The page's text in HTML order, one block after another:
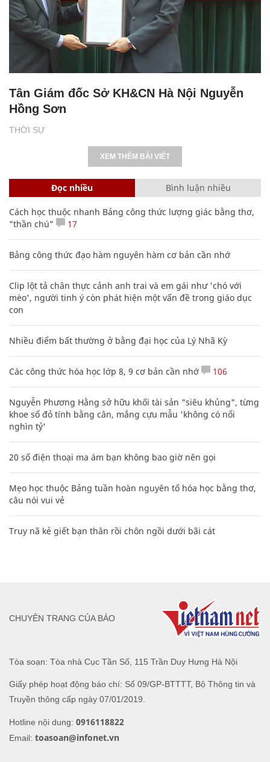
THỜI SỰ
Tân Giám đốc Sở KH&CN Hà Nội Nguyễn
Hồng Sơn
XEM THÊM BÀI VIẾT
Đọc nhiều Bình luận nhiều
Cách học thuộc nhanh Bảng công thức lượng giác bằng thơ,
"thần chú"
17
Bảng công thức đạo hàm nguyên hàm cơ bản cần nhớ
Clip lột tả chân thực cảnh anh trai và em gái như 'chó với
mèo', người tinh ý còn phát hiện một vấn đề trong giáo dục
con
Nhiều điểm bất thường ở bằng đại học của Lý Nhã Kỳ
Các công thức hóa học lớp 8, 9 cơ bản cần nhớ 106
Nguyễn Phương Hằng sở hữu khối tài sản "siêu khủng", từng
khoe sổ đỏ tính bằng cân, mắng cựu mẫu 'không có nổi
nghìn tỷ'
20 số điện thoại ma ám bạn không bao giờ nên gọi
Mẹo học thuộc Bảng tuần hoàn nguyên tố hóa học bằng thơ,
câu nói vui vẻ
Truy nã kẻ giết bạn thân rồi chôn ngồi dưới bãi cát
Tòa soạn: Tòa nhà Cục Tần Số, 115 Trần Duy Hưng Hà Nội
Giấy phép hoạt động báo chí: Số 09/GP-BTTTT, Bộ Thông tin và
Truyền thông cấp ngày 07/01/2019.
Hotline nội dung: 0916118822
Email: toasoan@infonet.vn
CHUYÊN TRANG CỦA BÁO